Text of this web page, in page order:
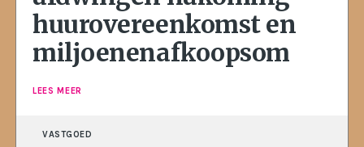
huurovereenkomst en
miljoenenafkoopsom
LEES MEER
VASTGOED